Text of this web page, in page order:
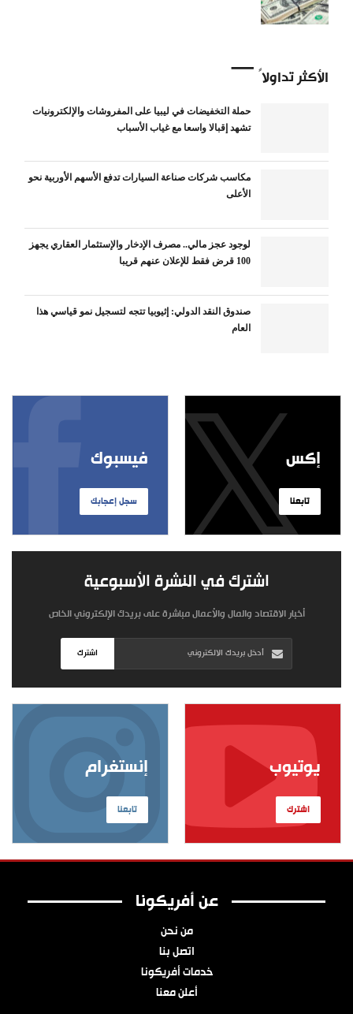
الأكثر تداولاً
حملة التخفيضات في ليبيا على المفروشات والإلكترونيات
تشهد إقبالا واسعا مع غياب الأسباب
مكاسب شركات صناعة السيارات تدفع الأسهم الأوربية نحو
الأعلى
لوجود عجز مالي.. مصرف الإدخار والإستثمار العقاري يجهز
100 قرض فقط للإعلان عنهم قريبا
صندوق النقد الدولي: إثيوبيا تتجه لتسجيل نمو قياسي هذا
العام
فيسبوك
سجل إعجابك
إكس
تابعنا
اشترك في النشرة الأسبوعية
أخبار الاقتصاد والمال والأعمال مباشرة على بريدك الإلكتروني الخاص
اشترك
إنستغرام
تابعنا
يوتيوب
اشترك
عن أفريكونا
من نحن
اتصل بنا
خدمات أفريكونا
أعلن معنا